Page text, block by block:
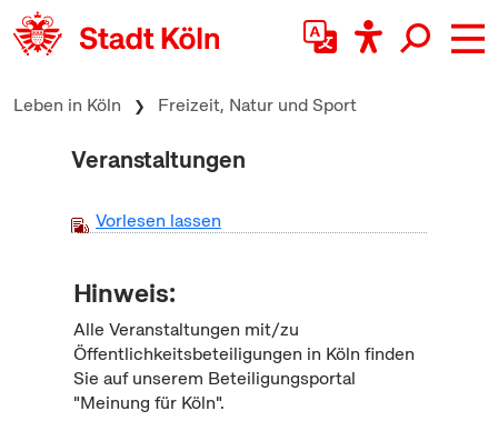
zum Inhalt springen
Leben in Köln Freizeit, Natur und Sport
Veranstaltungen
Vorlesen lassen
Hinweis:
Alle Veranstaltungen mit/zu
Öffentlichkeitsbeteiligungen in Köln finden
Sie auf unserem Beteiligungsportal
"Meinung für Köln".